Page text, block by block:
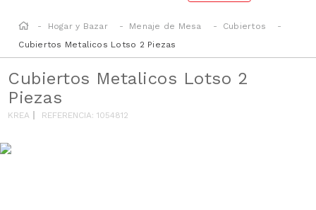
Hogar y Bazar Menaje de Mesa
Cubiertos
Cubiertos Metalicos Lotso 2 Piezas
Cubiertos Metalicos Lotso 2
Piezas
KREA REFERENCIA:1054812